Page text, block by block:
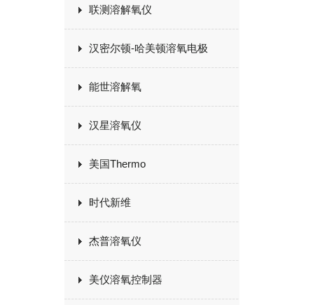
联测溶解氧仪
汉密尔顿-哈美顿溶氧电极
能世溶解氧
汉星溶氧仪
美国Thermo
时代新维
杰普溶氧仪
美仪溶氧控制器